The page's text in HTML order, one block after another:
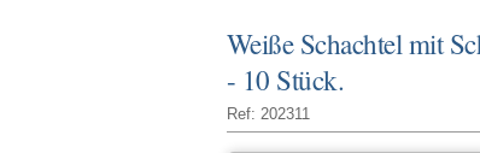
Weiße Schachtel mit
- 10 Stück.
Ref: 202311